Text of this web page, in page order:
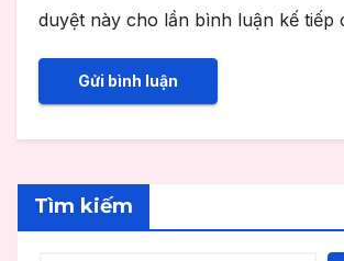
duyệt này cho lần bình luận kế tiếp
Tìm kiếm